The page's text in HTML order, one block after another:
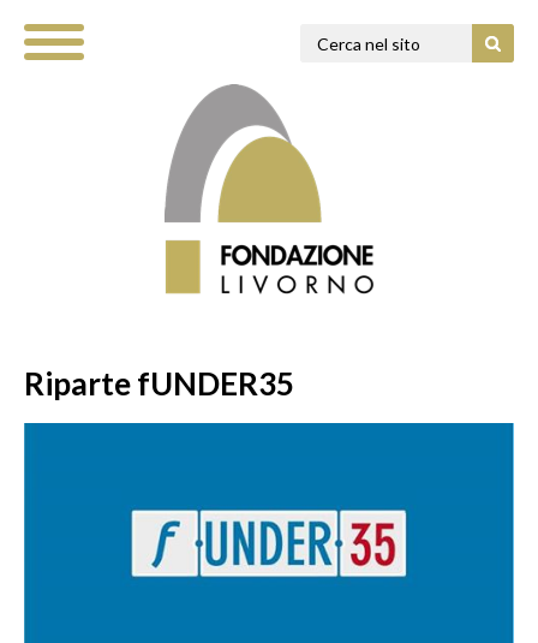
Riparte fUNDER35